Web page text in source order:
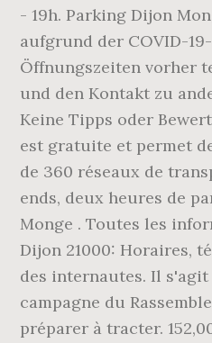
- 19h. Parking Dijon
aufgrund der COVID-
Öffnungszeiten vorher
und den Kontakt zu
Keine Tipps oder
est gratuite et permet
de 360 réseaux de
ends, deux heures de
Monge . Toutes les
Dijon 21000: Horaires,
des internautes. Il
campagne du
préparer à tracter.